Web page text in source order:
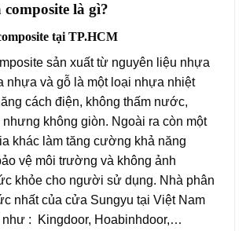
là gì?
tại TP.HCM
sản xuất từ nguyên liệu nhựa
nhựa và gỗ là một loại nhựa nhiệt
cách điện, không thấm nước,
không giòn. Ngoài ra còn một
khác làm tăng cường khả năng
vệ môi trường và không ảnh
khỏe cho người sử dụng. Nhà phân
nhất của cửa Sungyu tại Việt Nam
như : Kingdoor, Hoabinhdoor,…